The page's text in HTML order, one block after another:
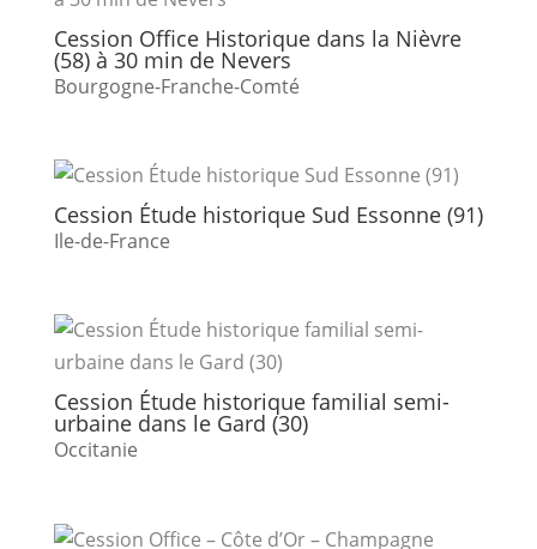
Cession Office Historique dans la Nièvre
(58) à 30 min de Nevers
Bourgogne-Franche-Comté
Cession Étude historique Sud Essonne (91)
Ile-de-France
Cession Étude historique familial semi-
urbaine dans le Gard (30)
Occitanie